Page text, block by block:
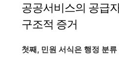
공공서비스의 공급
구조적 증거
첫째, 민원 서식은 행정 분